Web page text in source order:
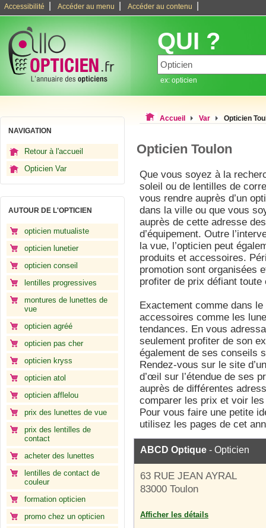
Accessibilité Accéder au menu Accéder au contenu
QUI ?
ex: opticien
NAVIGATION
Retour à l'accueil
Opticien Var
AUTOUR DE L'OPTICIEN
opticien mutualiste
opticien lunetier
opticien conseil
lentilles progressives
montures de lunettes de
vue
opticien agréé
opticien pas cher
opticien kryss
opticien atol
opticien afflelou
prix des lunettes de vue
prix des lentilles de
contact
acheter des lunettes
lentilles de contact de
couleur
formation opticien
promo chez un opticien
Accueil Var Opticien
Opticien Toulon
Que vous soyez à la
soleil ou de lentilles de
vous rendre auprès d’un
dans la ville ou que vous
auprès de cette adresse
d’équipement. Outre
la vue, l’opticien peut
produits et accessoires.
promotion sont organisées
profiter de prix défiant toute
Exactement comme dans
accessoires comme les
tendances. En vous
seulement profiter de son
également de ses conseils
Rendez-vous sur le site
d’œil sur l’étendue de ses
auprès de différentes
comparer les prix et voir
Pour vous faire une petite
utilisez les pages de cet
ABCD Optique - Opticien
63 RUE JEAN AYRAL
83000 Toulon
Afficher les détails